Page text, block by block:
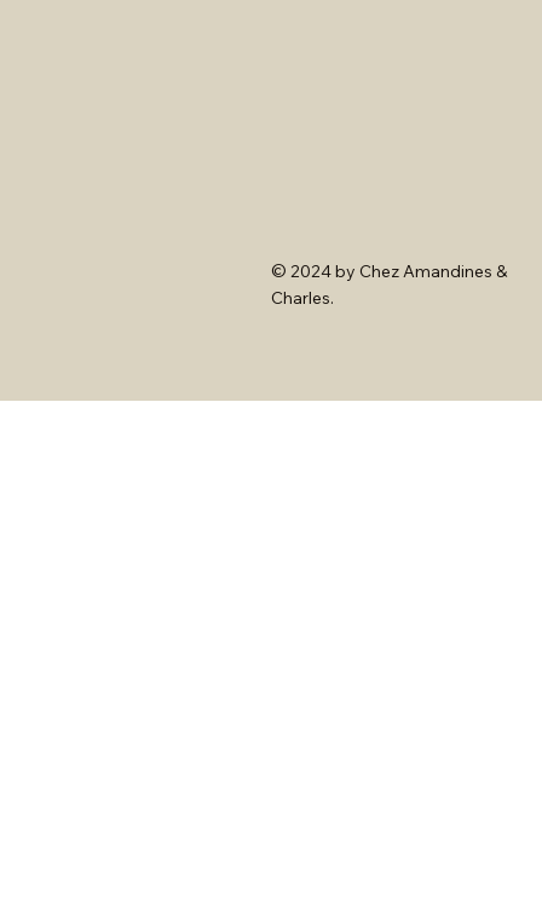
© 2024 by Chez Amandines &
Charles.